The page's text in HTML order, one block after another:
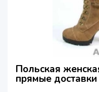
Польская
прямые